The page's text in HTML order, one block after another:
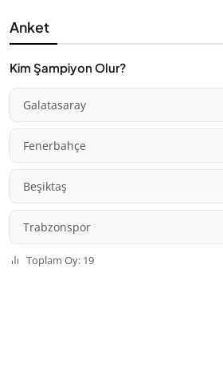
Anket
Kim Şampiyon Olur?
Galatasaray
Fenerbahçe
Beşiktaş
Trabzonspor
Toplam Oy: 19